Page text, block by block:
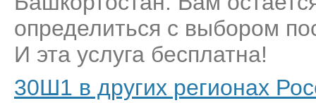
определиться с выбором
И эта услуга бесплатна!
30Ш1 в других регионах